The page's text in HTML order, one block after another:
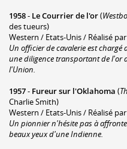
1958- Le Courrier de l'or(
des tueurs)
Western / Etats-Unis / Réalisé
Un officier de cavalerie est
une diligence transportant de l'or
l'Union.
1957- Fureur sur l'Oklahoma (
Charlie Smith)
Western / Etats-Unis / Réalisé
Un pionnier n'hésite pas à
beaux yeux d'une Indienne.